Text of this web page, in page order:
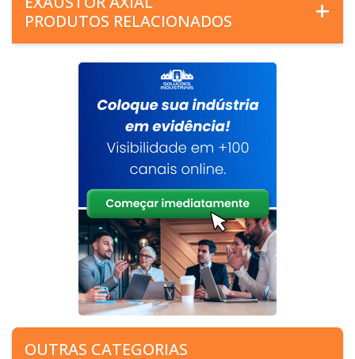
PRODUTOS RELACIONADOS
OUTRAS CATEGORIAS